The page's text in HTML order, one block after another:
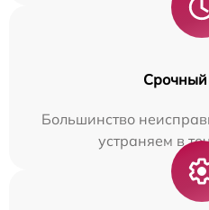
Срочный
Большинство
устраняем в